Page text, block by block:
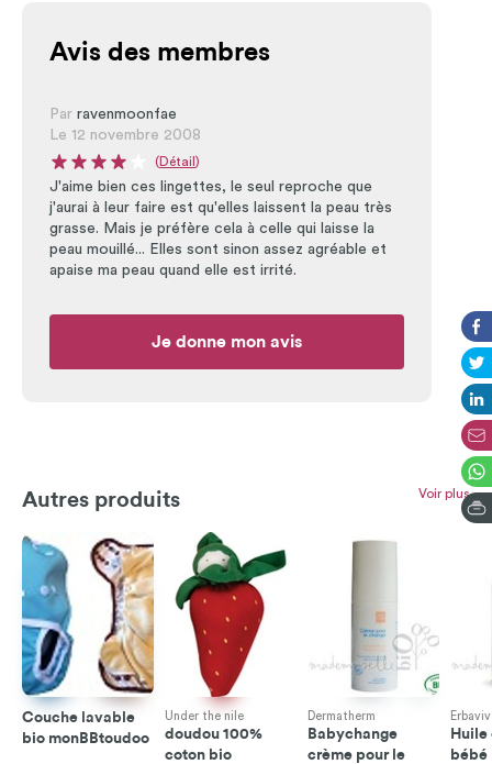
Avis des membres
Par ravenmoonfae
Le 12 novembre 2008
Note moyenne du produit : 4 sur 5
(Détail )
J'aime bien ces lingettes, le seul reproche que
j'aurai à leur faire est qu'elles laissent la peau très
grasse. Mais je préfère cela à celle qui laisse la
peau mouillé... Elles sont sinon assez agréable et
apaise ma peau quand elle est irrité.
Je donne mon avis
Autres produits Voir plus
Couche lavable
bio monBBtoudoo
Under the nile
doudou 100%
coton bio
Dermatherm
Babychange
crème pour le
bébé